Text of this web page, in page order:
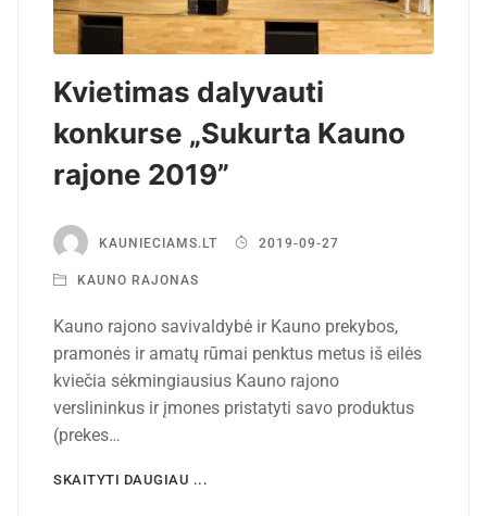
Kvietimas dalyvauti
konkurse „Sukurta Kauno
rajone 2019”
KAUNIECIAMS.LT 2019-09-27
KAUNO RAJONAS
Kauno rajono savivaldybė ir Kauno prekybos,
pramonės ir amatų rūmai penktus metus iš eilės
kviečia sėkmingiausius Kauno rajono
verslininkus ir įmones pristatyti savo produktus
(prekes…
SKAITYTI DAUGIAU ...